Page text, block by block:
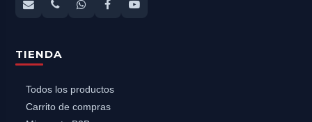
TIENDA
Todos los productos
Carrito de compras